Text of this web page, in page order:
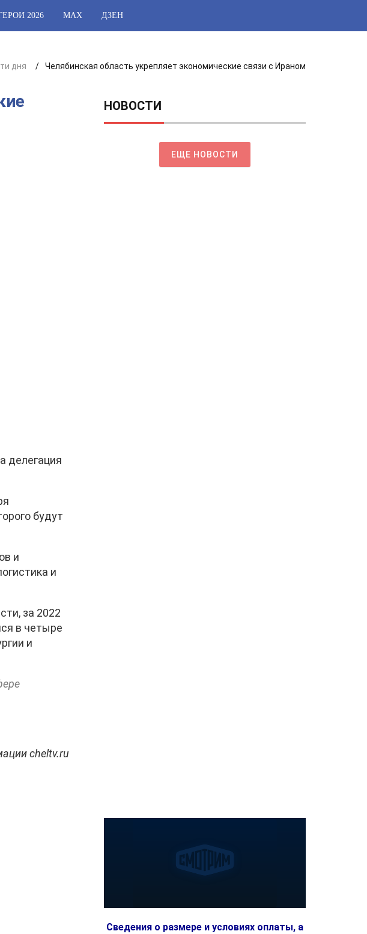
2026 МАХ ДЗЕН
дня Челябинская область укрепляет экономические связи с Ираном
делегация
будут
и
и
за 2022
в четыре
и
cheltv.ru
НОВОСТИ
ЕЩЕ НОВОСТИ
Сведения о размере и условиях оплаты, а